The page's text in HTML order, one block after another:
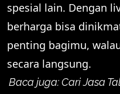
spesial lain. Dengan
berharga bisa
penting bagimu,
secara langsung.
Baca juga:Cari Jasa